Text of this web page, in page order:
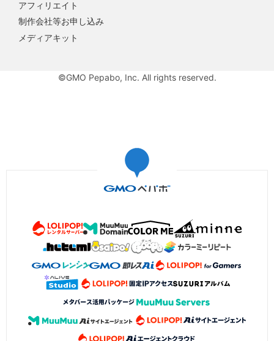
アフィリエイト
制作会社等お申し込み
メディアキット
©GMO Pepabo, Inc. All rights reserved.